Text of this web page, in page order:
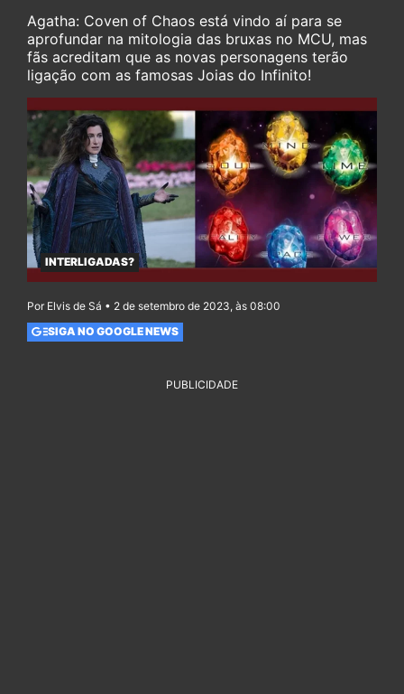
Agatha: Coven of Chaos está vindo aí para se
aprofundar na mitologia das bruxas no MCU, mas
fãs acreditam que as novas personagens terão
ligação com as famosas Joias do Infinito!
INTERLIGADAS?
Por Elvis de Sá • 2 de setembro de 2023, às 08:00
SIGA NO GOOGLE NEWS
PUBLICIDADE